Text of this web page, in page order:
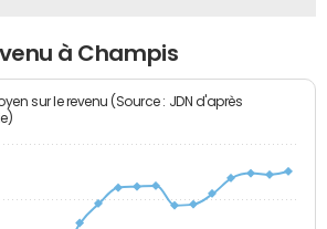
à Champis
sur le revenu (Source : JDN d'après